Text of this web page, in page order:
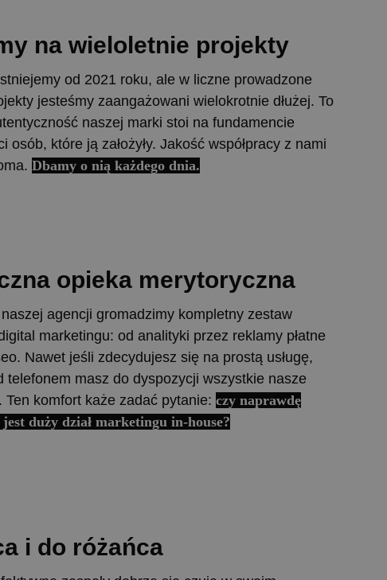
na wieloletnie projekty
od 2021 roku, ale w liczne prowadzone
jesteśmy zaangażowani wielokrotnie dłużej. To
naszej marki stoi na fundamencie
osób, które ją założyły. Jakość współpracy z nami
Dbamy o nią każdego dnia.
opieka merytoryczna
agencji gromadzimy kompletny zestaw
marketingu: od analityki przez reklamy płatne
Nawet jeśli zdecydujesz się na prostą usługę,
telefonem masz do dyspozycji wszystkie nasze
Ten komfort każe zadać pytanie: czy naprawdę
duży dział marketingu in-house?
i do różańca